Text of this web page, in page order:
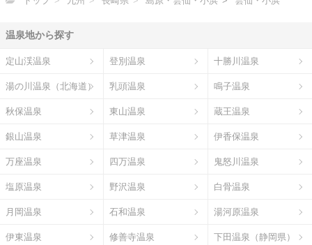
温泉地から探す
定山渓温泉 登別温泉 十勝川温泉
湯の川温泉（北海道） 乳頭温泉 鳴子温泉
秋保温泉 東山温泉 蔵王温泉
銀山温泉 草津温泉 伊香保温泉
万座温泉 四万温泉 鬼怒川温泉
塩原温泉 野沢温泉 白骨温泉
月岡温泉 石和温泉 湯河原温泉
伊東温泉 修善寺温泉 下田温泉（静岡県）